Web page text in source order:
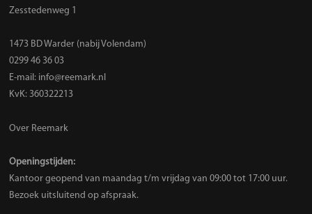
Zesstedenweg 1
1473 BD Warder (nabij Volendam)
0299 46 36 03
E-mail: info@reemark.nl
KvK: 360322213
Over Reemark
Openingstijden:
Kantoor geopend van maandag t/m vrijdag van 09:00 tot 17:00 uur.
Bezoek uitsluitend op afspraak.